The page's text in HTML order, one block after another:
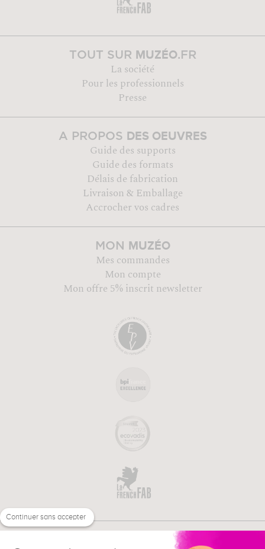
TOUT SUR MUZÉO.FR
La société
Pour les professionnels
Presse
A PROPOS DES OEUVRES
Guide des supports
Guide des formats
Délais de fabrication
Livraison & Emballage
Accrocher vos cadres
MON MUZÉO
Mes commandes
Mon compte
Mon offre 5% inscrit newsletter
Continuer sans accepter